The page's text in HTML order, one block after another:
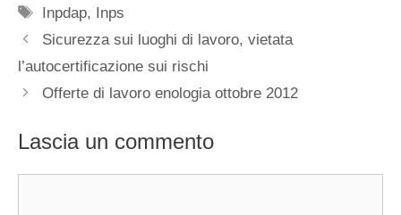
Tag
Inpdap, Inps
Sicurezza sui luoghi di lavoro, vietata
l’autocertificazione sui rischi
Offerte di lavoro enologia ottobre 2012
Lascia un commento